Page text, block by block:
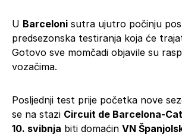
U Barceloni sutra ujutro počinju
predsezonska testiranja koja će
Gotovo sve momčadi objavile su
vozačima.
Posljednji test prije početka nove
se na stazi Circuit de Barcelona-
10. svibnja biti domaćin VN